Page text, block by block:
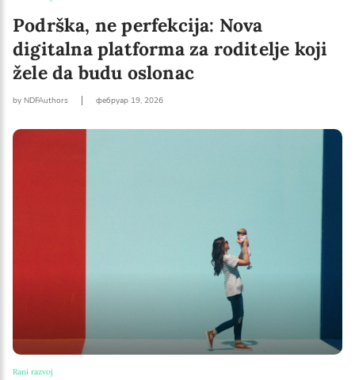
Podrška, ne perfekcija: Nova
digitalna platforma za roditelje koji
žele da budu oslonac
by NDFAuthors фебруар 19, 2026
Rani razvoj